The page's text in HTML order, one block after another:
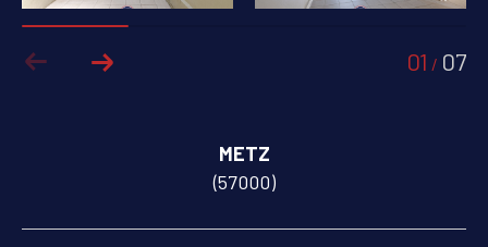
01 / 07
METZ
(57000)
NOUVEAUTÉS